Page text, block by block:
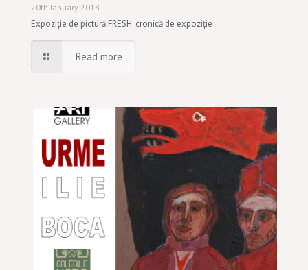
20th January 2018
Expoziție de pictură FRESH: cronică de expoziție
Read more